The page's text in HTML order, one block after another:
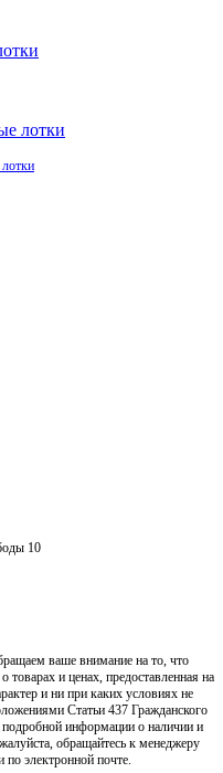
лотки
10
ваше внимание на то, что
товарах и ценах, предоставленная на
и ни при каких условиях не
Статьи 437 Гражданского
информации о наличии и
обращайтесь к менеджеру
электронной почте.